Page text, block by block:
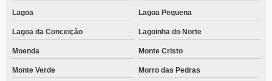
Lagoa Lagoa Pequena
Lagoa da Conceição Lagoinha do Norte
Moenda Monte Cristo
Monte Verde Morro das Pedras